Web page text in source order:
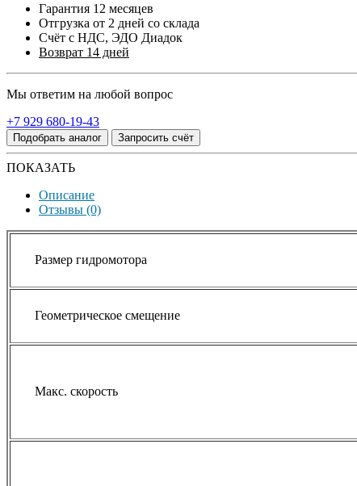
Гарантия 12 месяцев
Отгрузка от 2 дней со склада
Счёт с НДС, ЭДО Диадок
Возврат 14 дней
Мы ответим на любой вопрос
+7 929 680-19-43
Подобрать аналог Запросить счёт
ПОКАЗАТЬ
Описание
Отзывы (0)
Размер гидромотора
Геометрическое смещение
Макс. скорость